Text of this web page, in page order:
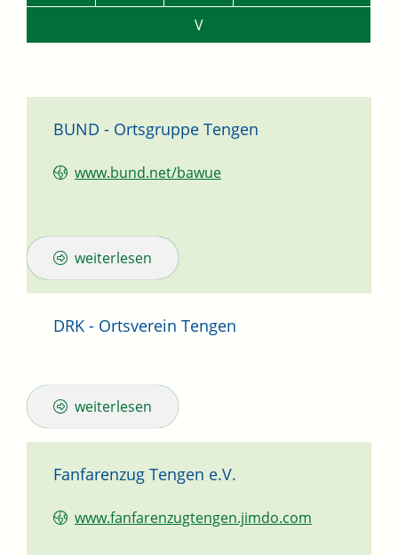
V
BUND - Ortsgruppe Tengen
www.bund.net/bawue
weiterlesen
DRK - Ortsverein Tengen
weiterlesen
Fanfarenzug Tengen e.V.
www.fanfarenzugtengen.jimdo.com